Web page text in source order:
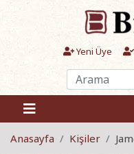
Yeni Üye
Anasayfa Kişiler